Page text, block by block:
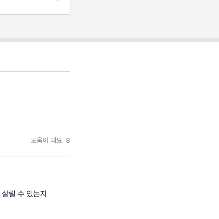
도움이 돼요 8
릴 수 있는지